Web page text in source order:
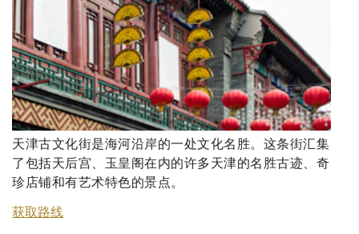
天津古文化街是海河沿岸的一处文化名胜。这条街汇集
了包括天后宫、玉皇阁在内的许多天津的名胜古迹、奇
珍店铺和有艺术特色的景点。
获取路线